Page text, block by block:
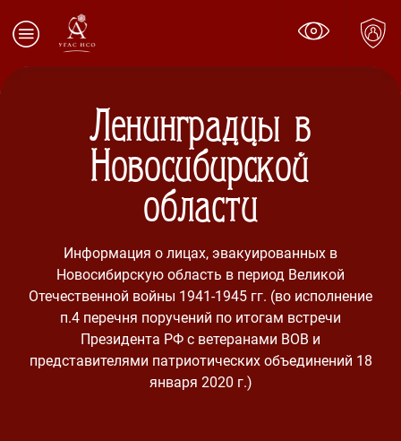
Ленинградцы в
Новосибирской
области
Информация о лицах, эвакуированных в
Новосибирскую область в период Великой
Отечественной войны 1941-1945 гг. (во исполнение
п.4 перечня поручений по итогам встречи
Президента РФ с ветеранами ВОВ и
представителями патриотических объединений 18
января 2020 г.)